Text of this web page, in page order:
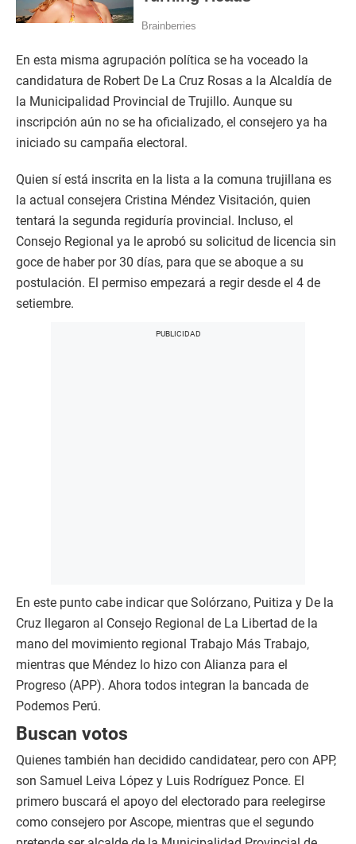
En esta misma agrupación política se ha voceado la
candidatura de Robert De La Cruz Rosas a la Alcaldía de
la Municipalidad Provincial de Trujillo. Aunque su
inscripción aún no se ha oficializado, el consejero ya ha
iniciado su campaña electoral.
Quien sí está inscrita en la lista a la comuna trujillana es
la actual consejera Cristina Méndez Visitación, quien
tentará la segunda regiduría provincial. Incluso, el
Consejo Regional ya le aprobó su solicitud de licencia sin
goce de haber por 30 días, para que se aboque a su
postulación. El permiso empezará a regir desde el 4 de
setiembre.
En este punto cabe indicar que Solórzano, Puitiza y De la
Cruz llegaron al Consejo Regional de La Libertad de la
mano del movimiento regional Trabajo Más Trabajo,
mientras que Méndez lo hizo con Alianza para el
Progreso (APP). Ahora todos integran la bancada de
Podemos Perú.
Buscan votos
Quienes también han decidido candidatear, pero con APP,
son Samuel Leiva López y Luis Rodríguez Ponce. El
primero buscará el apoyo del electorado para reelegirse
como consejero por Ascope, mientras que el segundo